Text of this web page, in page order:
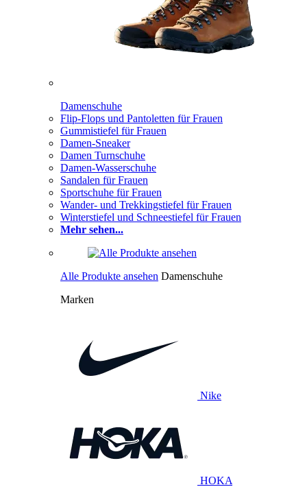
Damenschuhe
Flip-Flops und Pantoletten für Frauen
Gummistiefel für Frauen
Damen-Sneaker
Damen Turnschuhe
Damen-Wasserschuhe
Sandalen für Frauen
Sportschuhe für Frauen
Wander- und Trekkingstiefel für Frauen
Winterstiefel und Schneestiefel für Frauen
Mehr sehen...
Alle Produkte ansehen Damenschuhe
Marken
Nike
HOKA